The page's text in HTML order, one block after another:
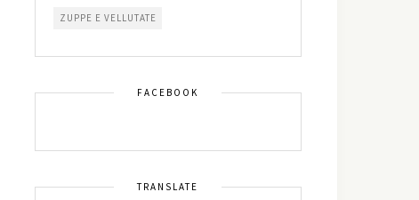
ZUPPE E VELLUTATE
FACEBOOK
TRANSLATE